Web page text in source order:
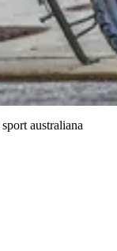
australiana